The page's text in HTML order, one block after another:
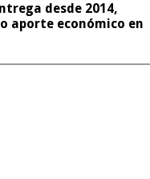
desde 2014,
aporte económico en